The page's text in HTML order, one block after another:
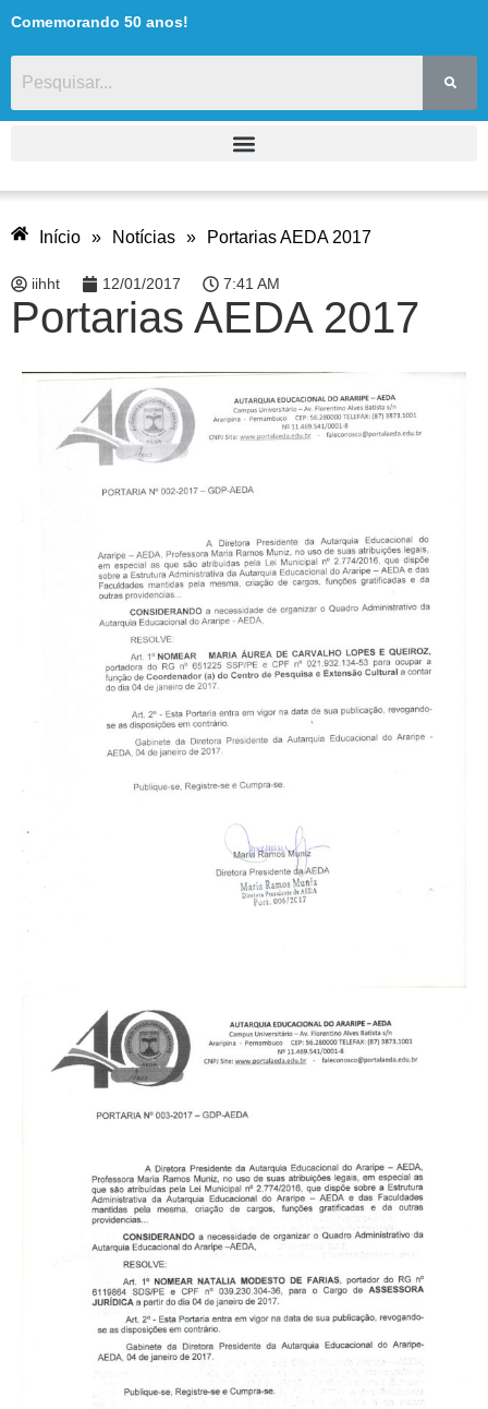
Comemorando 50 anos!
Início » Notícias » Portarias AEDA 2017
iihht 12/01/2017 7:41 AM
Portarias AEDA 2017